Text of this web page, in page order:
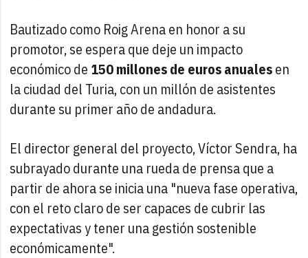
Bautizado como Roig Arena en honor a su
promotor, se espera que deje un impacto
económico de 150 millones de euros anualesen
la ciudad del Turia, con un millón de asistentes
durante su primer año de andadura.
El director general del proyecto, Víctor Sendra, ha
subrayado durante una rueda de prensa que a
partir de ahora se inicia una "nueva fase operativa,
con el reto claro de ser capaces de cubrir las
expectativas y tener una gestión sostenible
económicamente".